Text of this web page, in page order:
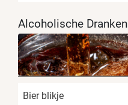
Alcoholische Dranken
Bier blikje